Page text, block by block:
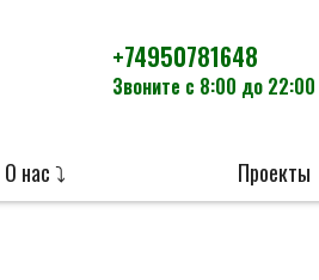
+74950781648
Звоните с 8:00 до 22:00
О нас ⤵ Проекты